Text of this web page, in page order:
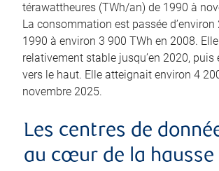
térawattheures (TWh/an) de 1990 à
La consommation est passée d’environ
1990 à environ 3 900 TWh en 2008.
relativement stable jusqu’en 2020, puis
vers le haut. Elle atteignait environ 4
novembre 2025.
Les centres de
au cœur de la hausse